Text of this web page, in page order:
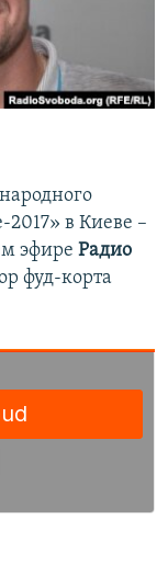
в Киеве –
эфире Радио
фуд-корта